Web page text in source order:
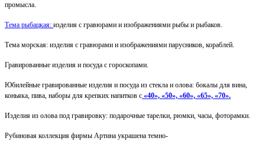
промысла.
Тема рыбацкая: изделия с гравюрами и изображениями рыбы и рыбаков.
Тема морская: изделия с гравюрами и изображениями парусников, кораблей.
Гравированные изделия и посуда с гороскопами.
Юбилейные гравированные изделия и посуда из стекла и олова: бокалы для вина,
коньяка, пива, наборы для крепких напитков с «40», «50», «60», «65», «70».
Изделия из олова под гравировку: подарочные тарелки, рюмки, часы, фоторамки.
Рубиновая коллекция фирмы Артина украшена темно-